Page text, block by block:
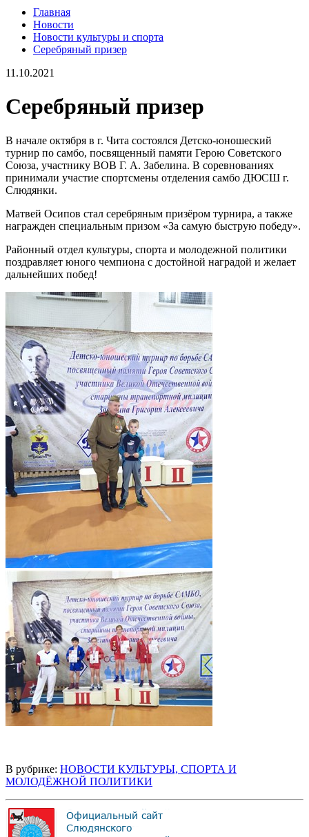
Главная
Новости
Новости культуры и спорта
Серебряный призер
11.10.2021
Серебряный призер
В начале октября в г. Чита состоялся Детско-юношеский
турнир по самбо, посвященный памяти Герою Советского
Союза, участнику ВОВ Г. А. Забелина. В соревнованиях
принимали участие спортсмены отделения самбо ДЮСШ г.
Слюдянки.
Матвей Осипов стал серебряным призёром турнира, а также
награжден специальным призом «За самую быструю победу».
Районный отдел культуры, спорта и молодежной политики
поздравляет юного чемпиона с достойной наградой и желает
дальнейших побед!
В рубрике: НОВОСТИ КУЛЬТУРЫ, СПОРТА И
МОЛОДЁЖНОЙ ПОЛИТИКИ